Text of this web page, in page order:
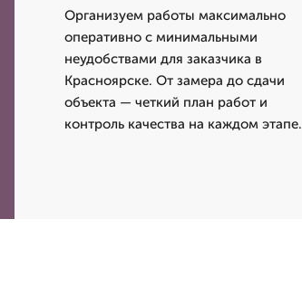
Организуем работы максимально
оперативно с минимальными
неудобствами для заказчика в
Красноярске. От замера до сдачи
объекта — четкий план работ и
контроль качества на каждом этапе.